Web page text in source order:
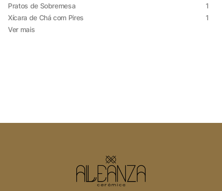
Pratos de Sobremesa
1
Xícara de Chá com Pires
1
Ver mais